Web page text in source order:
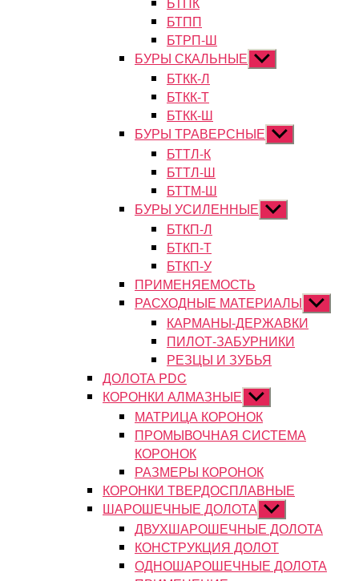
БТПП
БТРП-Ш
БУРЫ СКАЛЬНЫЕ Показывать
подменю
БТКК-Л
БТКК-Т
БТКК-Ш
БУРЫ ТРАВЕРСНЫЕ Показывать
подменю
БТТЛ-К
БТТЛ-Ш
БТТМ-Ш
БУРЫ УСИЛЕННЫЕ Показывать
подменю
БТКП-Л
БТКП-Т
БТКП-У
ПРИМЕНЯЕМОСТЬ
РАСХОДНЫЕ МАТЕРИАЛЫ
подменю
КАРМАНЫ-ДЕРЖАВКИ
ПИЛОТ-ЗАБУРНИКИ
РЕЗЦЫ И ЗУБЬЯ
ДОЛОТА PDC
КОРОНКИ АЛМАЗНЫЕ Показывать
подменю
МАТРИЦА КОРОНОК
ПРОМЫВОЧНАЯ СИСТЕМА
КОРОНОК
РАЗМЕРЫ КОРОНОК
КОРОНКИ ТВЕРДОСПЛАВНЫЕ
ШАРОШЕЧНЫЕ ДОЛОТА Показывать
подменю
ДВУХШАРОШЕЧНЫЕ ДОЛОТА
КОНСТРУКЦИЯ ДОЛОТ
ОДНОШАРОШЕЧНЫЕ ДОЛОТА